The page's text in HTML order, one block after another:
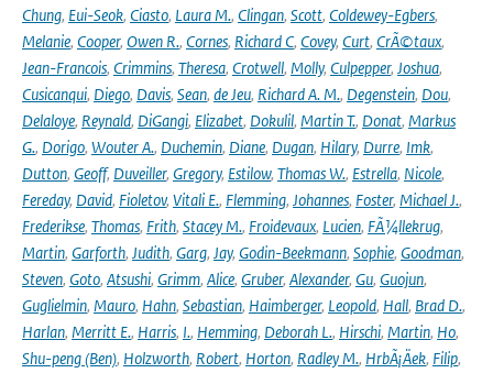
Chung, Eui-Seok, Ciasto, Laura M., Clingan, Scott, Coldewey-Egbers,
Melanie, Cooper, Owen R., Cornes, Richard C, Covey, Curt, CrÃ©taux,
Jean-Francois, Crimmins, Theresa, Crotwell, Molly, Culpepper, Joshua,
Cusicanqui, Diego, Davis, Sean, de Jeu, Richard A. M., Degenstein, Dou,
Delaloye, Reynald, DiGangi, Elizabet, Dokulil, Martin T., Donat, Markus
G., Dorigo, Wouter A., Duchemin, Diane, Dugan, Hilary, Durre, Imk,
Dutton, Geoff, Duveiller, Gregory, Estilow, Thomas W., Estrella, Nicole,
Fereday, David, Fioletov, Vitali E., Flemming, Johannes, Foster, Michael J.,
Frederikse, Thomas, Frith, Stacey M., Froidevaux, Lucien, FÃ¼llekrug,
Martin, Garforth, Judith, Garg, Jay, Godin-Beekmann, Sophie, Goodman,
Steven, Goto, Atsushi, Grimm, Alice, Gruber, Alexander, Gu, Guojun,
Guglielmin, Mauro, Hahn, Sebastian, Haimberger, Leopold, Hall, Brad D.,
Harlan, Merritt E., Harris, I., Hemming, Deborah L., Hirschi, Martin, Ho,
Shu-peng (Ben), Holzworth, Robert, Horton, Radley M., HrbÃ¡Äek, Filip,